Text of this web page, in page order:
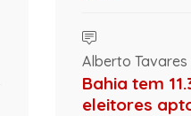
Alberto Tavares
Bahia tem
eleitores